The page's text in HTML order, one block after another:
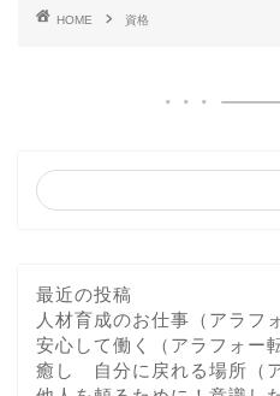
HOME 資格
最近の投稿
人材育成のお仕事（アラフ
安心して働く（アラフォー
癒し 自分に戻れる場所（